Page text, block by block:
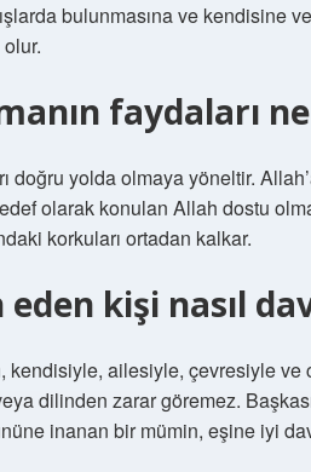
bulunmasına ve kendisine
olur.
faydaları
doğru yolda olmaya yöneltir.
olarak konulan Allah dostu
korkuları ortadan kalkar.
kişi nasıl
ailesiyle, çevresiyle ve
dilinden zarar göremez.
inanan bir mümin, eşine iyi